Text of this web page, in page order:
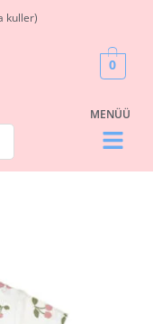
kuller)
0